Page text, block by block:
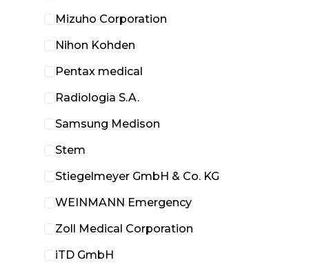
Mizuho Corporation
Nihon Kohden
Pentax medical
Radiologia S.A.
Samsung Medison
Stem
Stiegelmeyer GmbH & Co. KG
WEINMANN Emergency
Zoll Medical Corporation
iTD GmbH